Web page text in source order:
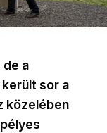
a
sor a
közelében